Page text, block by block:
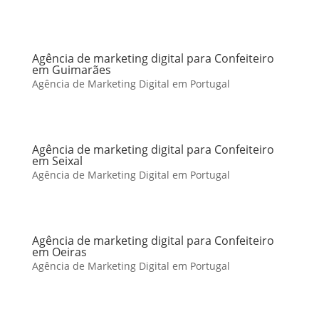
Agência de marketing digital para Confeiteiro
em Guimarães
Agência de Marketing Digital em Portugal
Agência de marketing digital para Confeiteiro
em Seixal
Agência de Marketing Digital em Portugal
Agência de marketing digital para Confeiteiro
em Oeiras
Agência de Marketing Digital em Portugal